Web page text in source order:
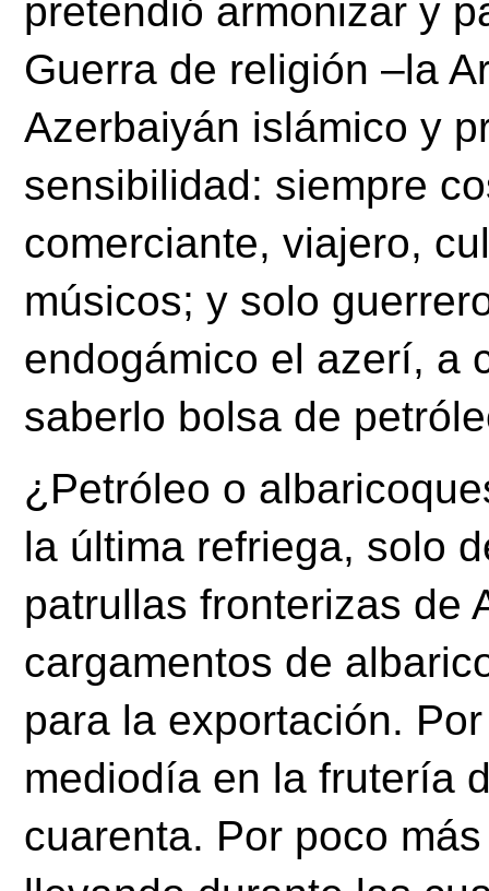
pretendió armonizar y
Guerra de religión –la
Azerbaiyán islámico y
sensibilidad: siempre
comerciante, viajero,
músicos; y solo
endogámico el azerí, a
saberlo bolsa de
¿Petróleo o
la última refriega, solo
patrullas fronterizas de
cargamentos de
para la exportación.
mediodía en la frutería
cuarenta. Por poco